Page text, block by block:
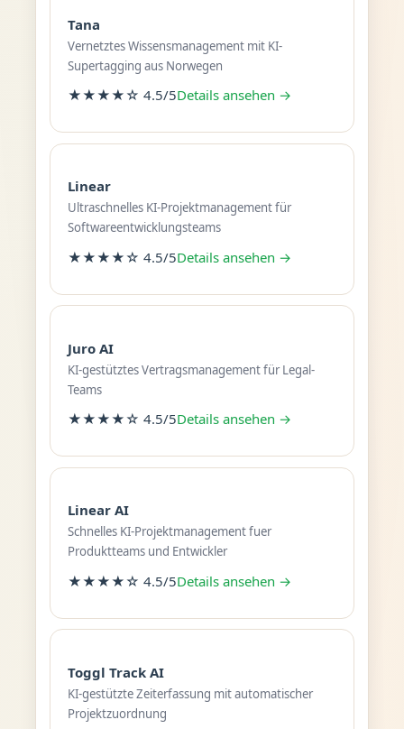
Tana
Vernetztes Wissensmanagement mit KI-
Supertagging aus Norwegen
★★★★☆ 4.5/5Details ansehen →
Linear
Ultraschnelles KI-Projektmanagement für
Softwareentwicklungsteams
★★★★☆ 4.5/5Details ansehen →
Juro AI
KI-gestütztes Vertragsmanagement für Legal-
Teams
★★★★☆ 4.5/5Details ansehen →
Linear AI
Schnelles KI-Projektmanagement fuer
Produktteams und Entwickler
★★★★☆ 4.5/5Details ansehen →
Toggl Track AI
KI-gestützte Zeiterfassung mit automatischer
Projektzuordnung